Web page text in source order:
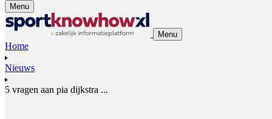
Menu
Menu
Home
Nieuws
5 vragen aan pia dijkstra ...